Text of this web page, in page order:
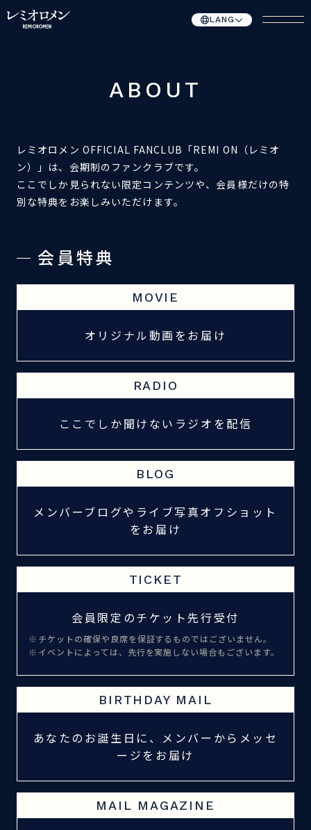
ABOUT
レミオロメン OFFICIAL FANCLUB 「REMI ON （レミオ
ン）」は、会期制のファンクラブです。
ここでしか見られない限定コンテンツや、会員様だけの特
別な特典をお楽しみいただけます。
会員特典
MOVIE
オリジナル動画をお届け
RADIO
ここでしか聞けないラジオを配信
BLOG
メンバーブログやライブ写真オフショット
をお届け
TICKET
会員限定のチケット先行受付
チケットの確保や良席を保証するものではございません。
イベントによっては、先行を実施しない場合もございます。
BIRTHDAY MAIL
あなたのお誕生日に、メンバーからメッセ
ージをお届け
MAIL MAGAZINE
LANG